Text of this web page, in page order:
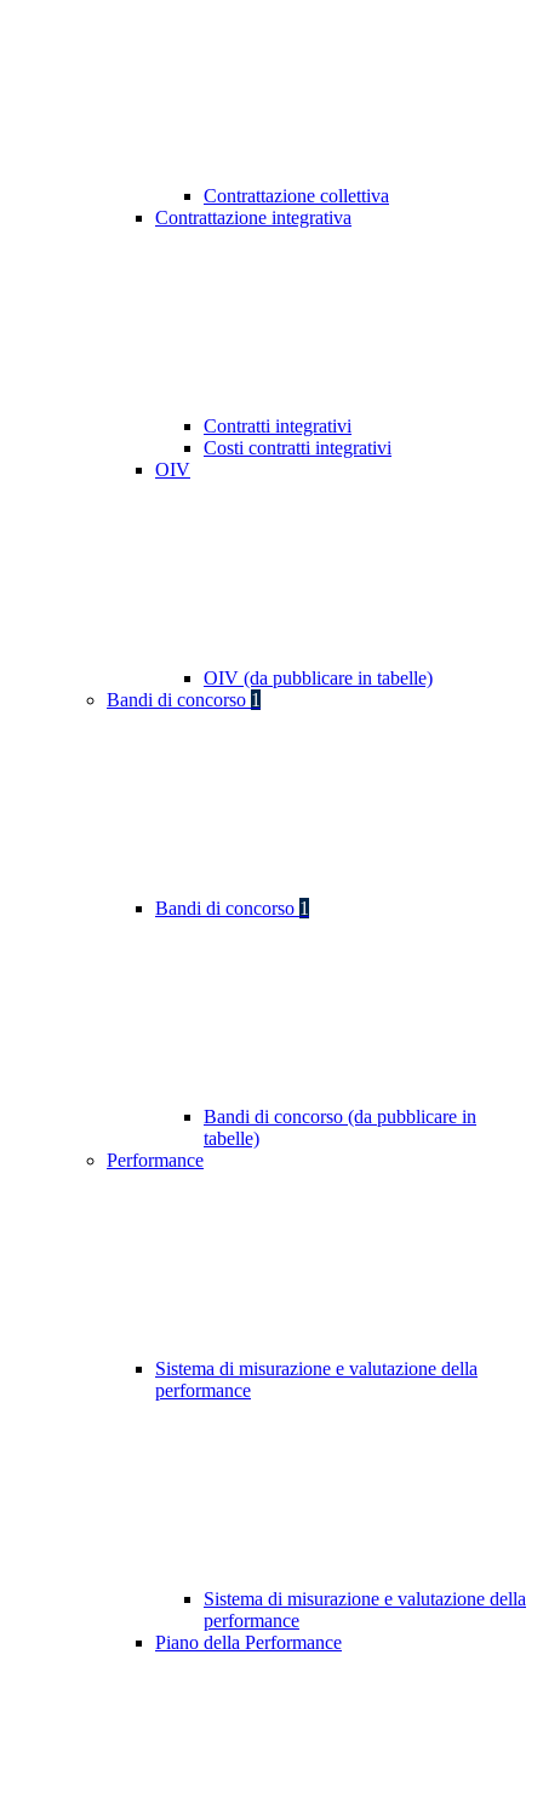
Contrattazione collettiva
Contrattazione integrativa
Contratti integrativi
Costi contratti integrativi
OIV
OIV (da pubblicare in tabelle)
Bandi di concorso 1
Bandi di concorso 1
Bandi di concorso (da pubblicare in
tabelle)
Performance
Sistema di misurazione e valutazione della
performance
Sistema di misurazione e valutazione della
performance
Piano della Performance